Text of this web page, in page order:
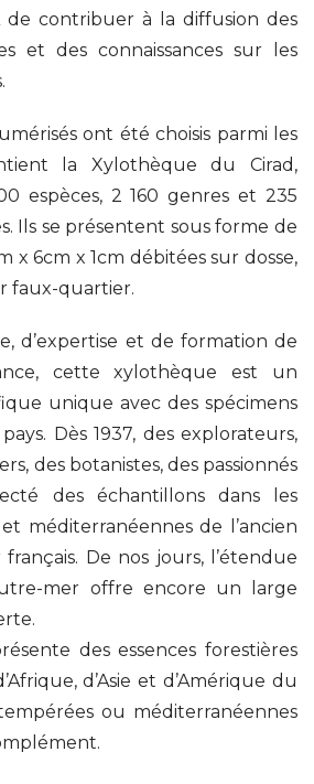
de contribuer à la diffusion des
et des connaissances sur les
ont été choisis parmi les
la Xylothèque du Cirad,
espèces, 2 160 genres et 235
Ils se présentent sous forme de
x 6cm x 1cm débitées sur dosse,
faux-quartier.
d’expertise et de formation de
cette xylothèque est un
unique avec des spécimens
Dès 1937, des explorateurs,
des botanistes, des passionnés
des échantillons dans les
méditerranéennes de l’ancien
De nos jours, l’étendue
mer offre encore un large
des essences forestières
d’Asie et d’Amérique du
ou méditerranéennes